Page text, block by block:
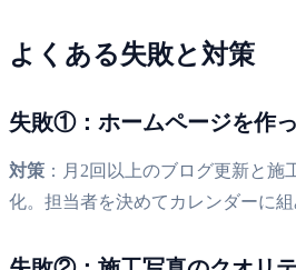
よくある失敗と対策
失敗①：ホームページを作
対策 ：月2回以上のブログ更新と施
化。担当者を決めてカレンダーに組